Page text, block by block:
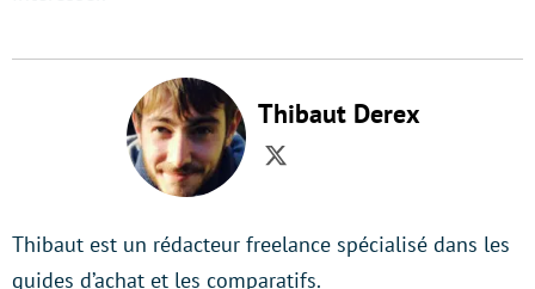
Thibaut Derex
Twitter
Thibaut est un rédacteur freelance spécialisé dans les
guides d’achat et les comparatifs.